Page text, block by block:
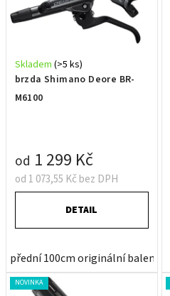
k
s
o
d
brzda Shimano Deore BR-
M6100
Skladem (>5 ks)
od 1 073,55 Kč bez DPH
od 1 299 Kč
DETAIL
přední 100cm originální balení
NOVINKA